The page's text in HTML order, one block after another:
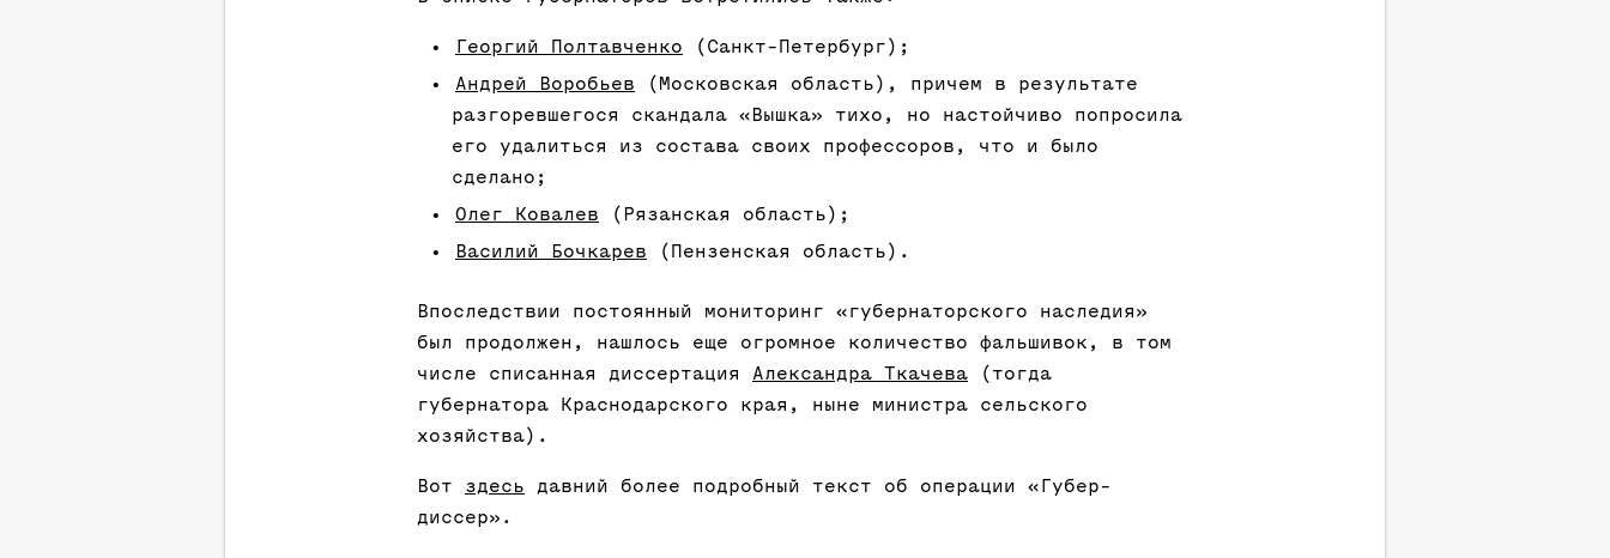
Георгий Полтавченко (Санкт-Петербург);
Андрей Воробьев (Московская область), причем в результате
разгоревшегося скандала «Вышка» тихо, но настойчиво попросила
его удалиться из состава своих профессоров, что и было
сделано;
Олег Ковалев (Рязанская область);
Василий Бочкарев (Пензенская область).
Впоследствии постоянный мониторинг «губернаторского наследия»
был продолжен, нашлось еще огромное количество фальшивок, в том
числе списанная диссертация Александра Ткачева (тогда
губернатора Краснодарского края, ныне министра сельского
хозяйства).
Вот здесь давний более подробный текст об операции «Губер-
диссер».